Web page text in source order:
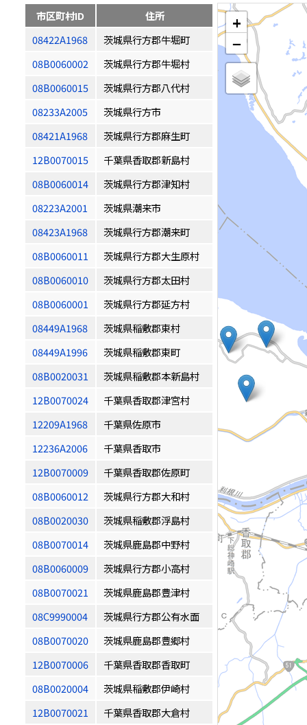
市区町村ID
住所
08422A1968
茨城県行方郡牛堀町
08B0060002
茨城県行方郡牛堀村
08B0060015
茨城県行方郡八代村
08233A2005
茨城県行方市
08421A1968
茨城県行方郡麻生町
12B0070015
千葉県香取郡新島村
08B0060014
茨城県行方郡津知村
08223A2001
茨城県潮来市
08423A1968
茨城県行方郡潮来町
08B0060011
茨城県行方郡大生原村
08B0060010
茨城県行方郡太田村
08B0060001
茨城県行方郡延方村
08449A1968
茨城県稲敷郡東村
08449A1996
茨城県稲敷郡東町
08B0020031
茨城県稲敷郡本新島村
12B0070024
千葉県香取郡津宮村
12209A1968
千葉県佐原市
12236A2006
千葉県香取市
12B0070009
千葉県香取郡佐原町
08B0060012
茨城県行方郡大和村
08B0020030
茨城県稲敷郡浮島村
08B0070014
茨城県鹿島郡中野村
08B0060009
茨城県行方郡小高村
08B0070021
茨城県鹿島郡豊津村
08C9990004
茨城県行方郡公有水面
08B0070020
茨城県鹿島郡豊郷村
12B0070006
千葉県香取郡香取町
08B0020004
茨城県稲敷郡伊崎村
12B0070021
千葉県香取郡大倉村
+
−